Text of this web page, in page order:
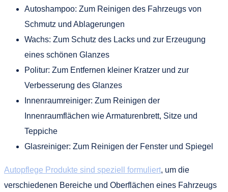
Autoshampoo: Zum Reinigen des Fahrzeugs von
Schmutz und Ablagerungen
Wachs: Zum Schutz des Lacks und zur Erzeugung
eines schönen Glanzes
Politur: Zum Entfernen kleiner Kratzer und zur
Verbesserung des Glanzes
Innenraumreiniger: Zum Reinigen der
Innenraumflächen wie Armaturenbrett, Sitze und
Teppiche
Glasreiniger: Zum Reinigen der Fenster und Spiegel
Autopflege Produkte sind speziell formuliert, um die
verschiedenen Bereiche und Oberflächen eines Fahrzeugs